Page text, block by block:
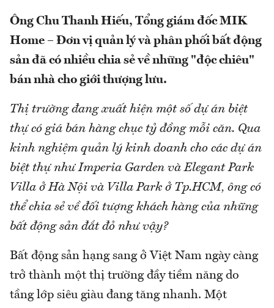
Ông Chu Thanh Hiếu, Tổng giám đốc MIK
Home – Đơn vị quản lý và phân phối bất động
sản đã có nhiều chia sẻ về những "độc chiêu"
bán nhà cho giới thượng lưu.
Thị trường đang xuất hiện một số dự án biệt
thự có giá bán hàng chục tỷ đồng mỗi căn. Qua
kinh nghiệm quản lý kinh doanh cho các dự án
biệt thự như Imperia Garden và Elegant Park
Villa ở Hà Nội và Villa Park ở T p.HCM, ông có
thể chia sẻ về đối tượng khách hàng của những
bất động sản đắt đỏ như vậy?
Bất động sản hạng sang ở Việt Nam ngày càng
trở thành một thị trường đầy tiềm năng do
tầng lớp siêu giàu đang tăng nhanh. Một